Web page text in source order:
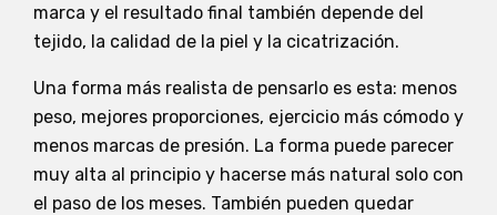
marca y el resultado final también depende del
tejido, la calidad de la piel y la cicatrización.
Una forma más realista de pensarlo es esta: menos
peso, mejores proporciones, ejercicio más cómodo y
menos marcas de presión. La forma puede parecer
muy alta al principio y hacerse más natural solo con
el paso de los meses. También pueden quedar